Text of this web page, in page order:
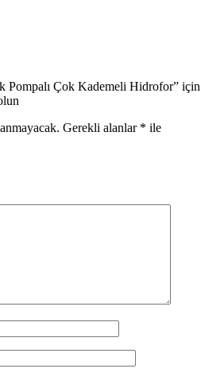
Pompalı Çok Kademeli Hidrofor” için
Gerekli alanlar * ile